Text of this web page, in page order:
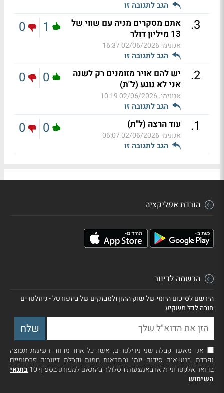
הגב לתגובה זו
3
.
אתם מסקרים מניה עם שווי של
13 מיליון דולר
אנונימי02/06/2026 16:37
הגב לתגובה זו
1
0
2
.
יש להם אויר מזומנים רק לשנה
אני לא נוגע (ל"ת)
אנונימי. 02/06/2026 10:19
הגב לתגובה זו
0
0
1
. עוד הרצה (ל"ת)
אנונימי02/06/2026 06:07
הגב לתגובה זו
0
0
הורדת אפליקציה
הרשמה לדיוור
הירשם לסיכום היומי של שוק ההון ולמבזקים של ביזפורטל - ניוזלטרים
חובה לכל משקיע
אני מאשר קבלת שני ניוזלטרים, אשר כל אחד מהווה רשימת תפוצה
נפרדת, בנושאים סיכום יומי והתראות חמות וקבלת דיוורים פרסומיים
בדואר אלקטרוני ו/ או באמצעות הסלולר בהתאם למפורט בסעיף 10
בתנאי
השימוש